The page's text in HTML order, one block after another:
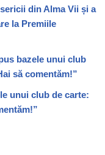
din Alma Vii și a
la Premiile
bazele unui club
să comentăm!”
unui club de carte: